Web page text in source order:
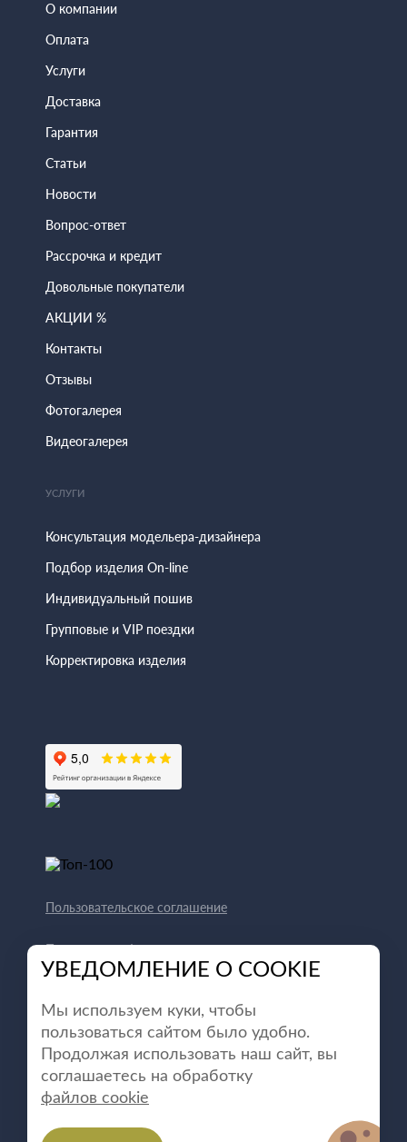
О компании
Оплата
Услуги
Доставка
Гарантия
Статьи
Новости
Вопрос-ответ
Рассрочка и кредит
Довольные покупатели
АКЦИИ %
Контакты
Отзывы
Фотогалерея
Видеогалерея
УСЛУГИ
Консультация модельера-дизайнера
Подбор изделия On-line
Индивидуальный пошив
Групповые и VIP поездки
Корректировка изделия
Пользовательское соглашение
Политика конфиденциальности
УВЕДОМЛЕНИЕ О COOKIE
Мы используем куки, чтобы
пользоваться сайтом было удобно.
Продолжая использовать наш сайт, вы
соглашаетесь на обработку
файлов cookie